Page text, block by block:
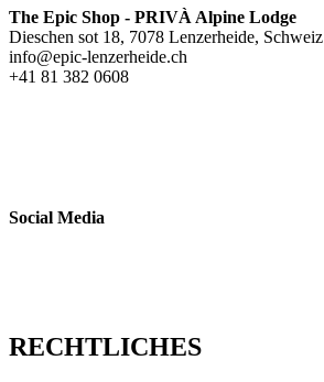
The Epic Shop - PRIVÀ Alpine Lodge
Dieschen sot 18, 7078 Lenzerheide, Schweiz
info@epic-lenzerheide.ch
+41 81 382 0608
Social Media
RECHTLICHES